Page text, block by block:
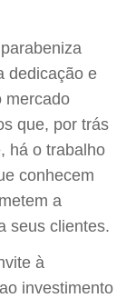
dedicação e
mercado
que, por trás
há o trabalho
conhecem
a
seus clientes.
à
investimento